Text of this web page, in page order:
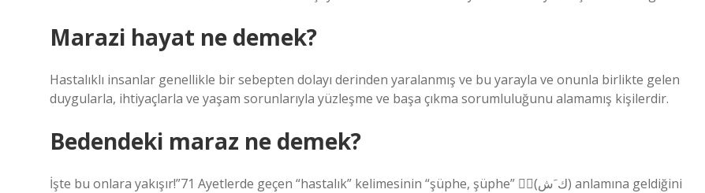
Marazi hayat ne demek?
Hastalıklı insanlar genellikle bir sebepten dolayı derinden yaralanmış ve bu yarayla ve onunla birlikte gelen
duygularla, ihtiyaçlarla ve yaşam sorunlarıyla yüzleşme ve başa çıkma sorumluluğunu alamamış kişilerdir.
Bedendeki maraz ne demek?
İşte bu onlara yakışır!”71 Ayetlerde geçen “hastalık” kelimesinin “şüphe, şüphe” (ٌّك َش) anlamına geldiğini